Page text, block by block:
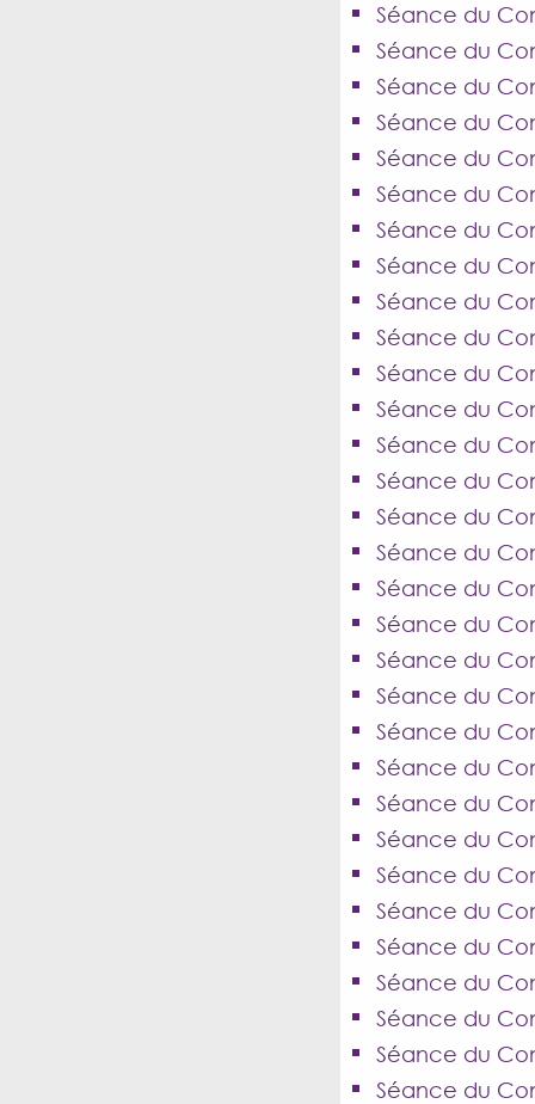
Séance du
Séance du
Séance du
Séance du
Séance du
Séance du
Séance du
Séance du
Séance du
Séance du
Séance du
Séance du
Séance du
Séance du
Séance du
Séance du
Séance du
Séance du
Séance du
Séance du
Séance du
Séance du
Séance du
Séance du
Séance du
Séance du
Séance du
Séance du
Séance du
Séance du
Séance du